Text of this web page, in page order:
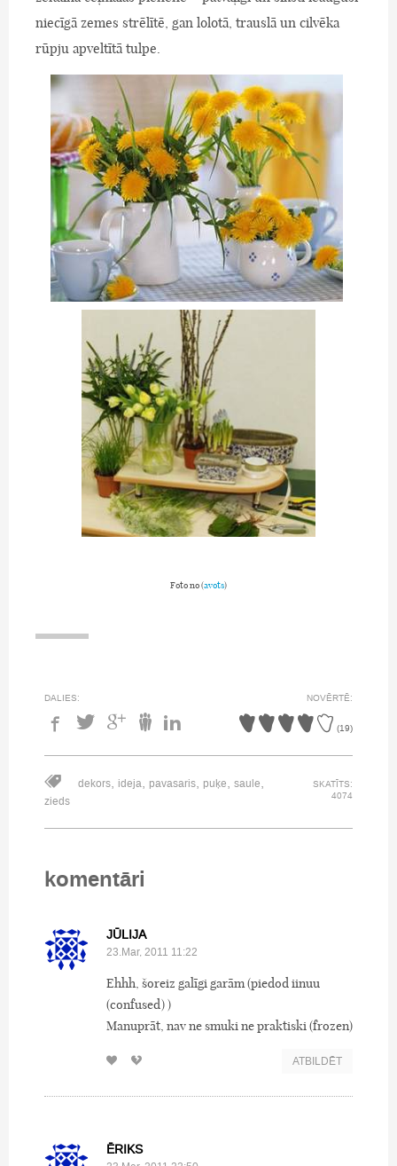
niecīgā zemes strēlītē, gan lolotā, trauslā un cilvēka
rūpju apveltītā tulpe.
Foto no (avots)
DALIES: NOVĒRTĒ:
(19)
dekors, ideja, pavasaris, puķe, saule,
zieds
SKATĪTS:
4074
komentāri
JŪLIJA
23.Mar, 2011 11:22
Ehhh, šoreiz galīgi garām (piedod iinuu
(confused) )
Manuprāt, nav ne smuki ne praktiski (frozen)
ATBILDĒT
ĒRIKS